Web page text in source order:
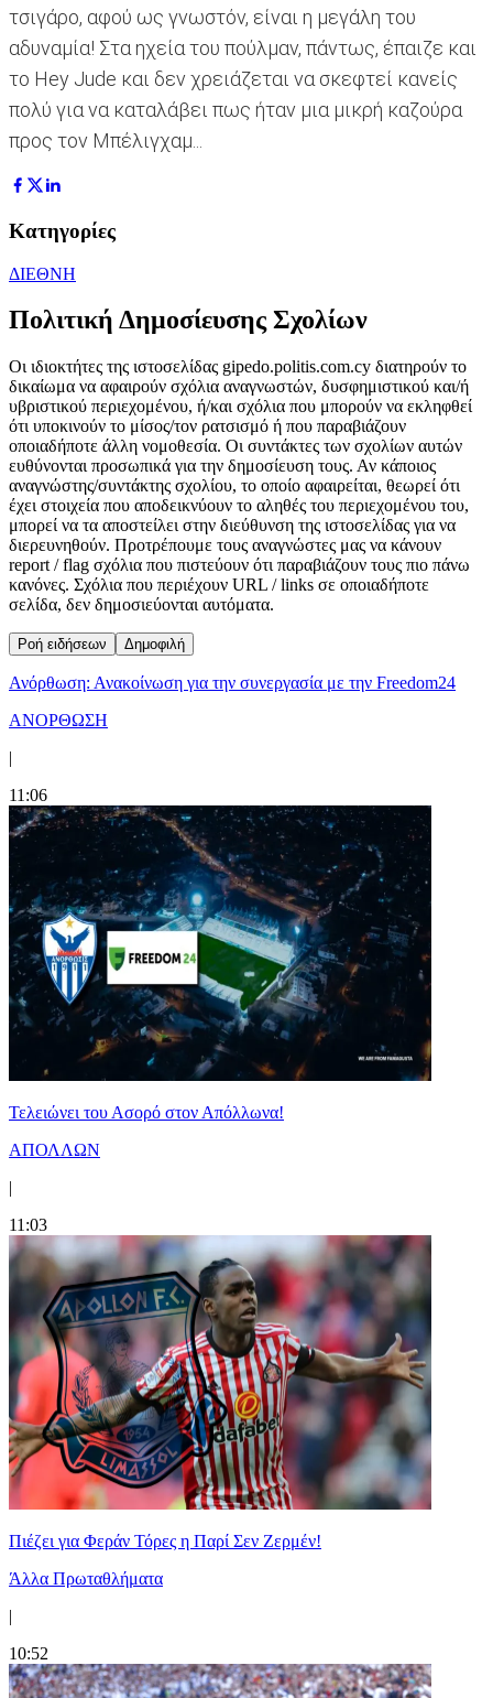
τσιγάρο, αφού ως γνωστόν, είναι η μεγάλη του
αδυναμία! Στα ηχεία του πούλμαν, πάντως, έπαιζε και
το Hey Jude και δεν χρειάζεται να σκεφτεί κανείς
πολύ για να καταλάβει πως ήταν μια μικρή καζούρα
προς τον Μπέλιγχαμ...
Κατηγορίες
ΔΙΕΘΝΗ
Πολιτική Δημοσίευσης Σχολίων
Οι ιδιοκτήτες της ιστοσελίδας gipedo.politis.com.cy διατηρούν το
δικαίωμα να αφαιρούν σχόλια αναγνωστών, δυσφημιστικού και/ή
υβριστικού περιεχομένου, ή/και σχόλια που μπορούν να εκληφθεί
ότι υποκινούν το μίσος/τον ρατσισμό ή που παραβιάζουν
οποιαδήποτε άλλη νομοθεσία. Οι συντάκτες των σχολίων αυτών
ευθύνονται προσωπικά για την δημοσίευση τους. Αν κάποιος
αναγνώστης/συντάκτης σχολίου, το οποίο αφαιρείται, θεωρεί ότι
έχει στοιχεία που αποδεικνύουν το αληθές του περιεχομένου του,
μπορεί να τα αποστείλει στην διεύθυνση της ιστοσελίδας για να
διερευνηθούν. Προτρέπουμε τους αναγνώστες μας να κάνουν
report / flag σχόλια που πιστεύουν ότι παραβιάζουν τους πιο πάνω
κανόνες. Σχόλια που περιέχουν URL / links σε οποιαδήποτε
σελίδα, δεν δημοσιεύονται αυτόματα.
Ροή ειδήσεων Δημοφιλή
Ανόρθωση: Ανακοίνωση για την συνεργασία με την Freedom24
ΑΝΟΡΘΩΣΗ
|
11:06
Τελειώνει του Ασορό στον Απόλλωνα!
ΑΠΟΛΛΩΝ
|
11:03
Πιέζει για Φεράν Τόρες η Παρί Σεν Ζερμέν!
Άλλα Πρωταθλήματα
|
10:52